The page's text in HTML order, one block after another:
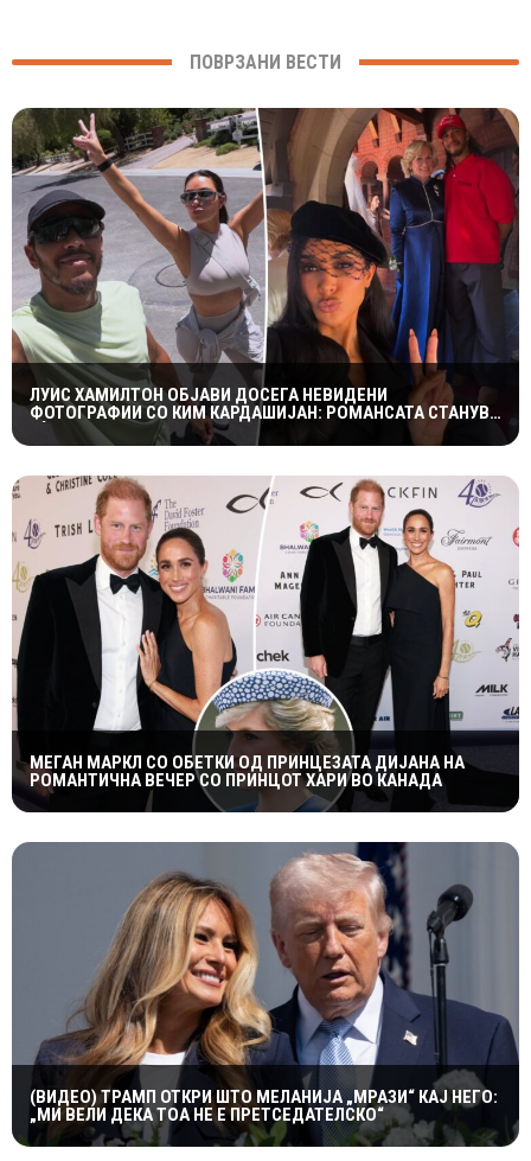
ПОВРЗАНИ ВЕСТИ
ЛУИС ХАМИЛТОН ОБЈАВИ ДОСЕГА НЕВИДЕНИ
ФОТОГРАФИИ СО КИМ КАРДАШИЈАН: РОМАНСАТА СТАНУВА
СÈ ПОСЕРИОЗНА
МЕГАН МАРКЛ СО ОБЕТКИ ОД ПРИНЦЕЗАТА ДИЈАНА НА
РОМАНТИЧНА ВЕЧЕР СО ПРИНЦОТ ХАРИ ВО КАНАДА
(ВИДЕО) ТРАМП ОТКРИ ШТО МЕЛАНИЈА „МРАЗИ“ КАЈ НЕГО:
„МИ ВЕЛИ ДЕКА ТОА НЕ Е ПРЕТСЕДАТЕЛСКО“